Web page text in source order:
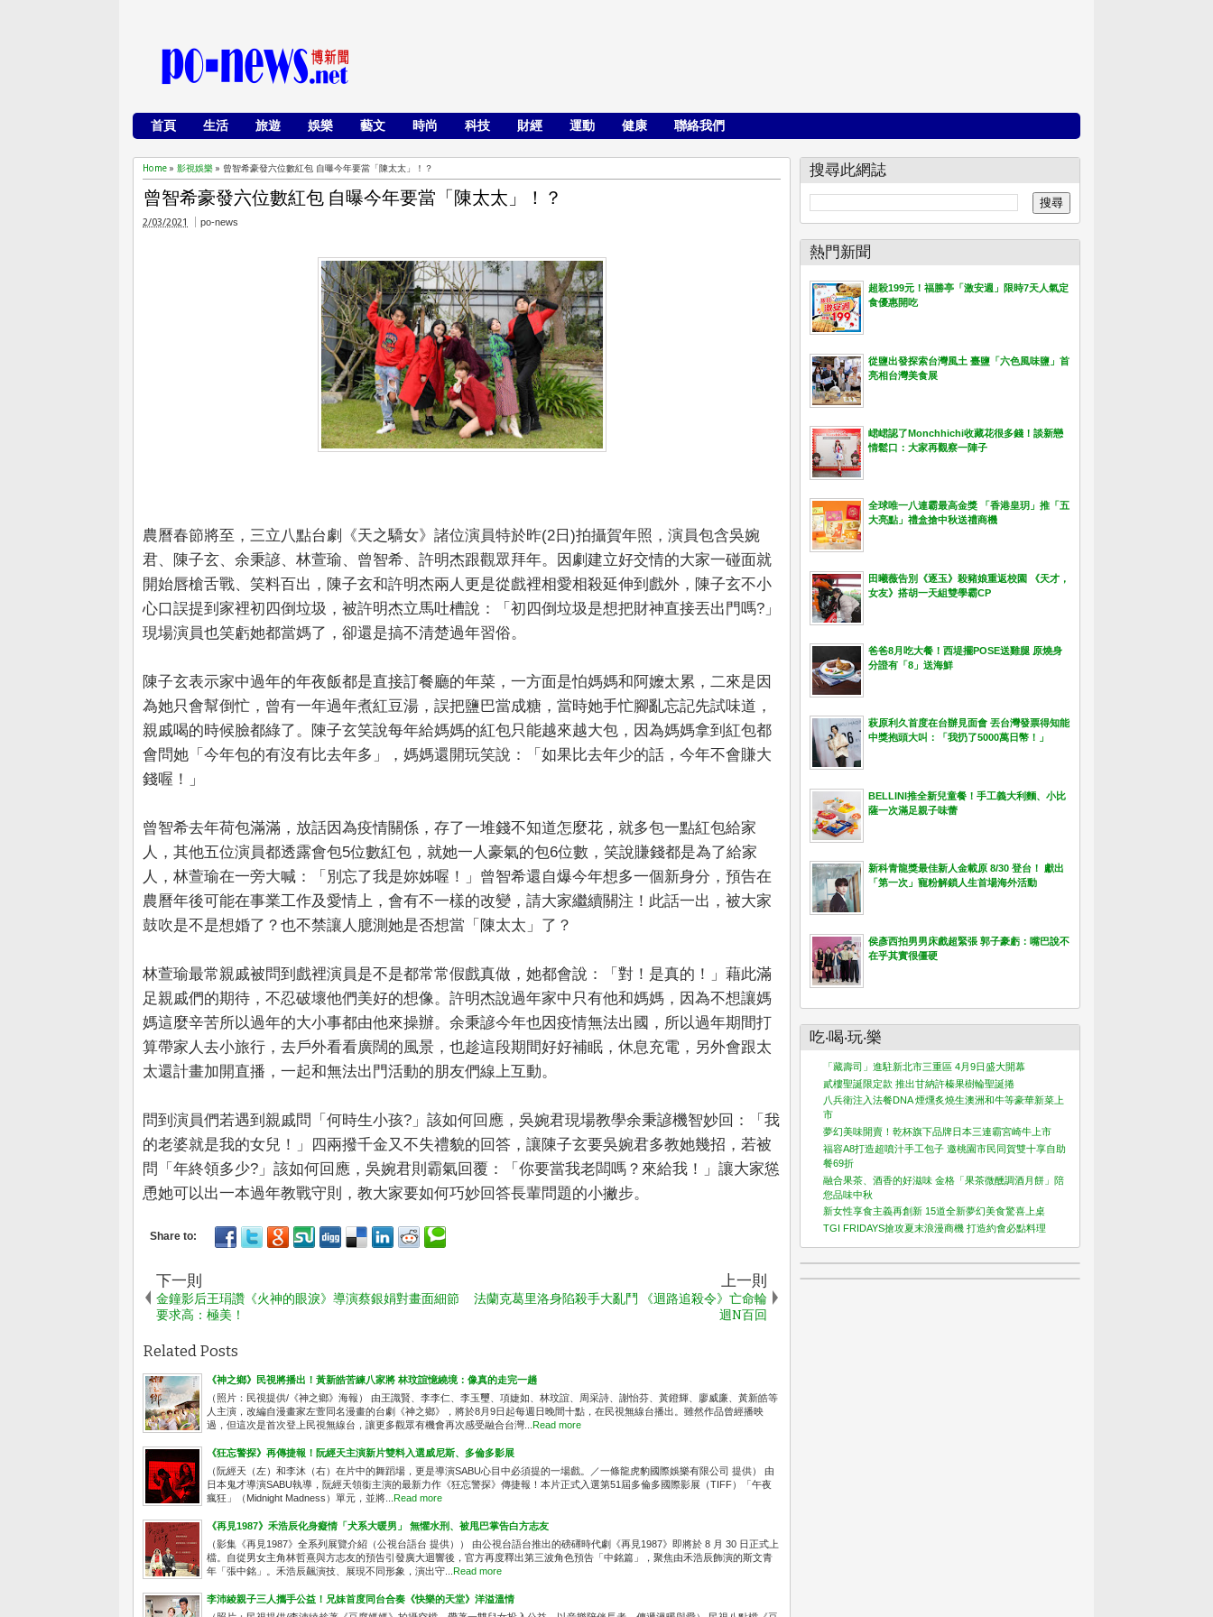
首頁 生活 旅遊 娛樂 藝文 時尚 科技 財經 運動 健康 聯絡我們
Home » 影視娛樂 » 曾智希豪發六位數紅包 自曝今年要當「陳太太」！？
曾智希豪發六位數紅包 自曝今年要當「陳太太」！？
2/03/2021 po-news
農曆春節將至，三立八點台劇《天之驕女》諸位演員特於昨(2日)拍攝賀年照，演員包含吳婉
君、陳子玄、余秉諺、林萱瑜、曾智希、許明杰跟觀眾拜年。因劇建立好交情的大家一碰面就
開始唇槍舌戰、笑料百出，陳子玄和許明杰兩人更是從戲裡相愛相殺延伸到戲外，陳子玄不小
心口誤提到家裡初四倒垃圾，被許明杰立馬吐槽說：「初四倒垃圾是想把財神直接丟出門嗎?」
現場演員也笑虧她都當媽了，卻還是搞不清楚過年習俗。
陳子玄表示家中過年的年夜飯都是直接訂餐廳的年菜，一方面是怕媽媽和阿嬤太累，二來是因
為她只會幫倒忙，曾有一年過年煮紅豆湯，誤把鹽巴當成糖，當時她手忙腳亂忘記先試味道，
親戚喝的時候臉都綠了。陳子玄笑說每年給媽媽的紅包只能越來越大包，因為媽媽拿到紅包都
會問她「今年包的有沒有比去年多」，媽媽還開玩笑說：「如果比去年少的話，今年不會賺大
錢喔！」
曾智希去年荷包滿滿，放話因為疫情關係，存了一堆錢不知道怎麼花，就多包一點紅包給家
人，其他五位演員都透露會包5位數紅包，就她一人豪氣的包6位數，笑說賺錢都是為了給家
人，林萱瑜在一旁大喊：「別忘了我是妳姊喔！」曾智希還自爆今年想多一個新身分，預告在
農曆年後可能在事業工作及愛情上，會有不一樣的改變，請大家繼續關注！此話一出，被大家
鼓吹是不是想婚了？也不禁讓人臆測她是否想當「陳太太」了？
林萱瑜最常親戚被問到戲裡演員是不是都常常假戲真做，她都會說：「對！是真的！」藉此滿
足親戚們的期待，不忍破壞他們美好的想像。許明杰說過年家中只有他和媽媽，因為不想讓媽
媽這麼辛苦所以過年的大小事都由他來操辦。余秉諺今年也因疫情無法出國，所以過年期間打
算帶家人去小旅行，去戶外看看廣闊的風景，也趁這段期間好好補眠，休息充電，另外會跟太
太還計畫加開直播，一起和無法出門活動的朋友們線上互動。
問到演員們若遇到親戚問「何時生小孩?」該如何回應，吳婉君現場教學余秉諺機智妙回：「我
的老婆就是我的女兒！」四兩撥千金又不失禮貌的回答，讓陳子玄要吳婉君多教她幾招，若被
問「年終領多少?」該如何回應，吳婉君則霸氣回覆：「你要當我老闆嗎？來給我！」讓大家慫
恿她可以出一本過年教戰守則，教大家要如何巧妙回答長輩問題的小撇步。
下一則
金鐘影后王琄讚《火神的眼淚》導演蔡銀娟對畫面細節
要求高：極美！
上一則
法蘭克葛里洛身陷殺手大亂鬥 《迴路追殺令》亡命輪
迴N百回
Related Posts
《神之鄉》民視將播出！黃新皓苦練八家將 林玟誼憶繞境：像真的走完一趟
（照片：民視提供/《神之鄉》海報） 由王識賢、李李仁、李玉璽、項婕如、林玟誼、周采詩、謝怡芬、黃鐙輝、廖威廉、黃新皓等
人主演，改編自漫畫家左萱同名漫畫的台劇《神之鄉》，將於8月9日起每週日晚間十點，在民視無線台播出。雖然作品曾經播映
過，但這次是首次登上民視無線台，讓更多觀眾有機會再次感受融合台灣...
Read more
《狂忘警探》再傳捷報！阮經天主演新片雙料入選威尼斯、多倫多影展
（阮經天（左）和李沐（右）在片中的舞蹈場，更是導演SABU心目中必須提的一場戲。／一條龍虎豹國際娛樂有限公司 提供） 由
日本鬼才導演SABU執導，阮經天領銜主演的最新力作《狂忘警探》傳捷報！本片正式入選第51屆多倫多國際影展（TIFF）「午夜
瘋狂」（Midnight Madness）單元，並將...
Read more
《再見1987》禾浩辰化身癡情「犬系大暖男」 無懼水刑、被甩巴掌告白方志友
（影集《再見1987》全系列展覽介紹（公視台語台 提供）） 由公視台語台推出的磅礡時代劇《再見1987》即將於 8 月 30 日正式上
檔。自從男女主角林哲熹與方志友的預告引發廣大迴響後，官方再度釋出第三波角色預告「中銘篇」，聚焦由禾浩辰飾演的斯文青
年「張中銘」。禾浩辰飆演技、展現不同形象，演出守...
Read more
李沛綾親子三人攜手公益！兄妹首度同台合奏《快樂的天堂》洋溢溫情
搜尋此網誌
熱門新聞
超殺199元！福勝亭「激安週」限時7天人氣定
食優惠開吃
從鹽出發探索台灣風土 臺鹽「六色風味鹽」首
亮相台灣美食展
峮峮認了Monchhichi收藏花很多錢！談新戀
情鬆口：大家再觀察一陣子
全球唯一八連霸最高金獎 「香港皇玥」推「五
大亮點」禮盒搶中秋送禮商機
田曦薇告別《逐玉》殺豬娘重返校園 《天才，
女友》搭胡一天組雙學霸CP
爸爸8月吃大餐！西堤擺POSE送雞腿 原燒身
分證有「8」送海鮮
萩原利久首度在台辦見面會 丟台灣發票得知能
中獎抱頭大叫：「我扔了5000萬日幣！」
BELLINI推全新兒童餐！手工義大利麵、小比
薩一次滿足親子味蕾
新科青龍獎最佳新人金載原 8/30 登台！ 獻出
「第一次」寵粉解鎖人生首場海外活動
侯彥西拍男男床戲超緊張 郭子豪虧：嘴巴說不
在乎其實很僵硬
吃‧喝‧玩‧樂
「藏壽司」進駐新北市三重區 4月9日盛大開幕
貳樓聖誕限定款 推出甘納許榛果樹輪聖誕捲
八兵衛注入法餐DNA 煙燻炙燒生澳洲和牛等豪華新菜上
市
夢幻美味開賣！乾杯旗下品牌日本三連霸宮崎牛上市
福容A8打造超噴汁手工包子 邀桃園市民同賀雙十享自助
餐69折
融合果茶、酒香的好滋味 金格「果茶微醺調酒月餅」陪
您品味中秋
新女性享食主義再創新 15道全新夢幻美食驚喜上桌
TGI FRIDAYS搶攻夏末浪漫商機 打造約會必點料理